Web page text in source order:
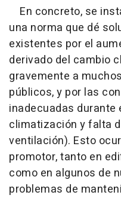
En concreto, se
una norma que dé
existentes por el
derivado del cambio
gravemente a
públicos, y por las
inadecuadas durante
climatización y falta
ventilación). Esto
promotor, tanto en
como en algunos de
problemas de